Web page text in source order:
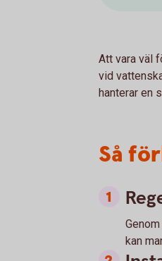
Att vara väl
vid
hanterar en
Så
kan